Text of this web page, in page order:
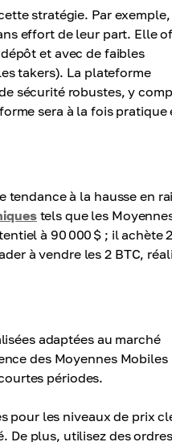
stratégie. Par exemple,
effort de leur part. Elle
et avec de faibles
takers). La plateforme
sécurité robustes, y
sera à la fois pratique
tendance à la hausse en
tels que les
à 90 000 $ ; il achète
à vendre les 2 BTC,
adaptées au marché
des Moyennes Mobiles
périodes.
pour les niveaux de prix
De plus, utilisez des